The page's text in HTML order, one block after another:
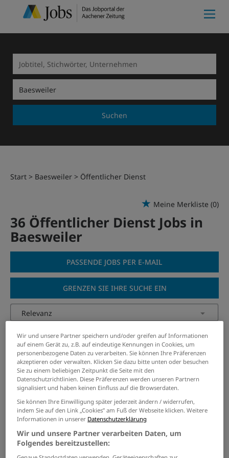
Suchen
Start Baesweiler Öffentlicher Dienst
Meine Merkliste (0)
36 Öffentlicher Dienst Jobs in
Baesweiler
PASSENDE JOBS PER E-MAIL
GRENZEN SIE IHRE SUCHE EIN
Außendienstmitarbeiter/-in
(m/w/d) im Bereich Sicherheit
und Ordnung
12.07.2026 /Stadt Übach-Palenberg / Übach-
Palenberg
Schulsekretär*in (w/m/d)
02.08.2026 /Stadt Erkelenz / Erkelenz
Wir und unsere Partner speichern und/oder greifen auf Informationen
auf einem Gerät zu, z.B. auf eindeutige Kennungen in Cookies, um
personenbezogene Daten zu verarbeiten. Sie können Ihre Präferenzen
akzeptieren oder verwalten. Klicken Sie dazu bitte unten oder besuchen
Sie zu einem beliebigen Zeitpunkt die Seite mit den
Datenschutzrichtlinien. Diese Präferenzen werden unseren Partnern
signalisiert und haben keinen Einfluss auf die Browserdaten.
Sie können Ihre Einwilligung später jederzeit ändern / widerrufen,
indem Sie auf den Link „Cookies” am Fuß der Webseite klicken. Weitere
Informationen in unserer Datenschutzerklärung
Wir und unsere Partner verarbeiten Daten, um
Folgendes bereitzustellen: